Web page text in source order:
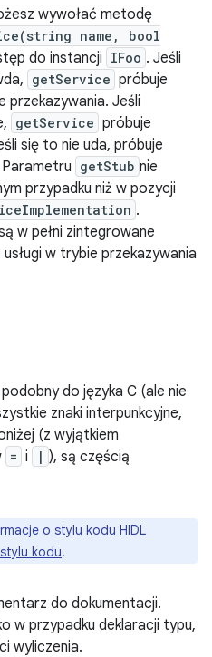
wywołać metodę
name, bool
do instancji IFoo . Jeśli
getService próbuje
Jeśli
getService próbuje
się to nie uda, próbuje
getStub nie
przypadku niż w pozycji
.
w pełni zintegrowane
w trybie przekazywania
do języka C (ale nie
znaki interpunkcyjne,
(z wyjątkiem
= i | ), są częścią
o stylu kodu HIDL
kodu.
do dokumentacji.
w przypadku deklaracji typu,
wyliczenia.